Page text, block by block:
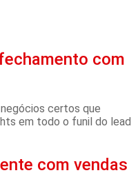
com
certos que
em todo o funil do lead
com vendas